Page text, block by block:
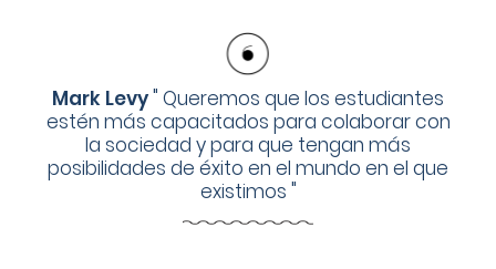
Mark Levy" Queremos que los estudiantes
estén más capacitados para colaborar con
la sociedad y para que tengan más
posibilidades de éxito en el mundo en el que
existimos "